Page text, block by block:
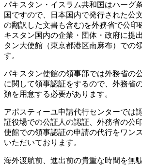
パキスタン・イスラム共和国はハーグ
国ですので、日本国内で発行された公
の翻訳した文書も含む)を外務省で公印
キスタン国内の企業・団体・政府に提
タン大使館（東京都港区南麻布）での
す。
パキスタン使館の領事部では外務省の
に関して領事認証をするので、外務省
類を用意する必要があります。
アポスティーユ申請代行センターでは
証役場での公証人の認証、外務省の公
使館での領事認証の申請の代行をワン
いただいております。
海外渡航前、進出前の貴重な時間を無